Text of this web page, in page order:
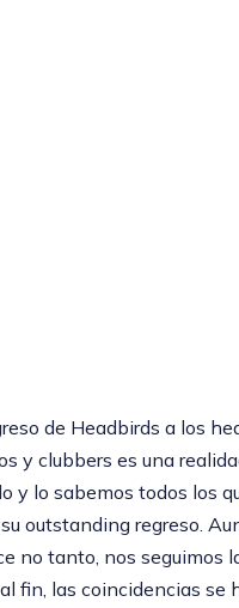
de Headbirds a los
y clubbers es una
y lo sabemos todos los
outstanding regreso.
no tanto, nos seguimos
fin, las coincidencias se